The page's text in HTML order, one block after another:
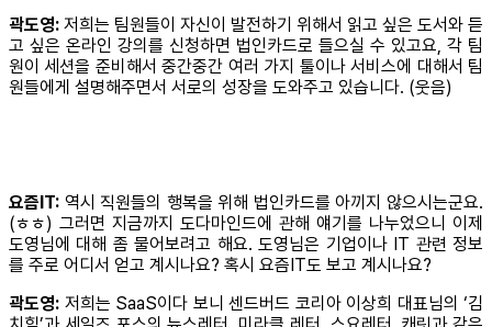
곽도영: 저희는 팀원들이 자신이 발전하기 위해서 읽고 싶은 도서와 듣
고 싶은 온라인 강의를 신청하면 법인카드로 들으실 수 있고요, 각 팀
원이 세션을 준비해서 중간중간 여러 가지 툴이나 서비스에 대해서 팀
원들에게 설명해주면서 서로의 성장을 도와주고 있습니다. (웃음)
요즘IT: 역시 직원들의 행복을 위해 법인카드를 아끼지 않으시는군요.
(ㅎㅎ) 그러면 지금까지 도다마인드에 관해 얘기를 나누었으니 이제
도영님에 대해 좀 물어보려고 해요. 도영님은 기업이나 IT 관련 정보
를 주로 어디서 얻고 계시나요? 혹시 요즘IT도 보고 계시나요?
곽도영: 저희는 SaaS이다 보니 센드버드 코리아 이상희 대표님의 ‘김